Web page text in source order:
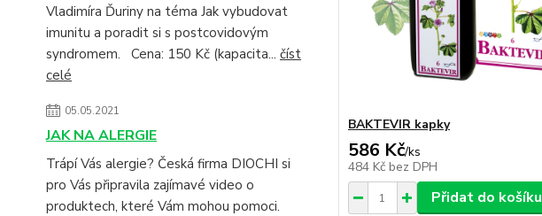
Vladimíra Ďuriny na téma Jak vybudovat
imunitu a poradit si s postcovidovým
syndromem. Cena: 150 Kč (kapacita... číst
celé
05.05.2021
JAK NA ALERGIE
Trápí Vás alergie? Česká firma DIOCHI si
pro Vás připravila zajímavé video o
produktech, které Vám mohou pomoci.
BAKTEVIR kapky
586 Kč/ks
484 Kč bez DPH
Přidat do košíku